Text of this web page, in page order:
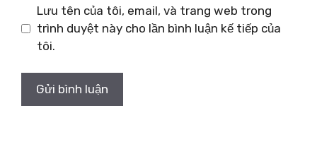
Lưu tên của tôi, email, và trang web trong
trình duyệt này cho lần bình luận kế tiếp của
tôi.